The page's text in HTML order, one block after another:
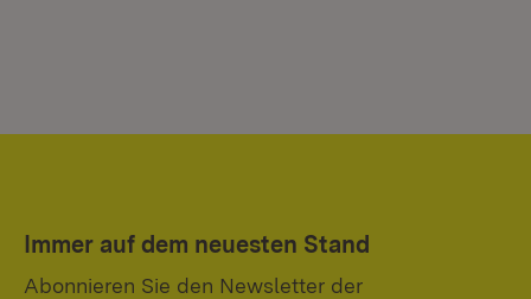
Immer auf dem neuesten Stand
Abonnieren Sie den Newsletter der